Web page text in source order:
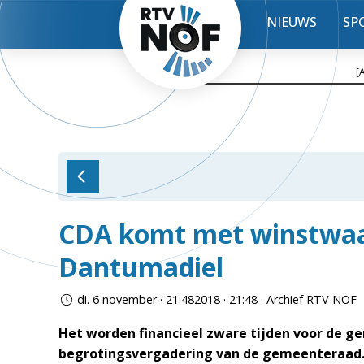
NIEUWS
CDA komt met
Dantumadiel
di. 6 november · 21:482018 · 21:48 · Archief RTV NOF
Het worden financieel zware tijden voor de
begrotingsvergadering van de